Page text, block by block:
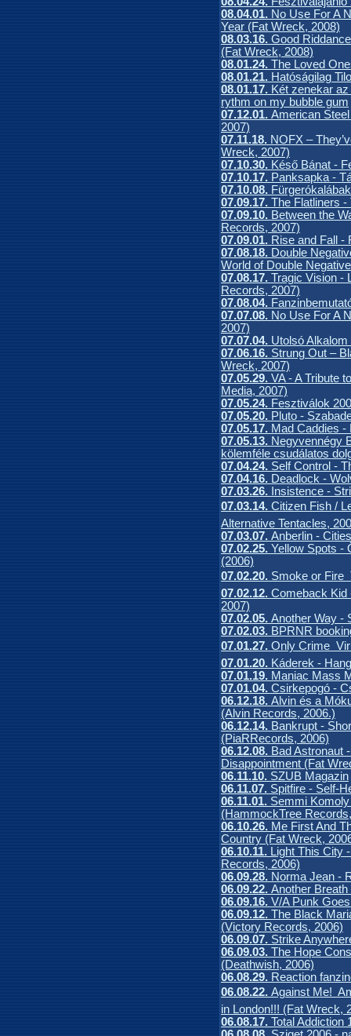
08.04.01. No Use For A
Year (Fat Wreck, 2008)
08.03.16. Good
(Fat Wreck, 2008)
08.01.24. The Loved
08.01.21. Hatóságilag
08.01.17. Két zenekar
rythm on my bubble gum
07.12.01. American
2007)
07.11.18. NOFX –
Wreck, 2007)
07.10.30. Késő Bánat -
07.10.17. Panksapka -
07.10.08.
07.09.17. The Flatliners
07.09.10. Between the
Records, 2007)
07.09.01. Rise and Fall -
07.08.18. Double
World of Double
07.08.17. Tragic Vision -
Records, 2007)
07.08.04.
07.07.08. No Use For A
2007)
07.07.04. Utolsó
07.06.16. Strung Out –
Wreck, 2007)
07.05.29. VA - A Tribute
Media, 2007)
07.05.24. Fesztiválok
07.05.20. Pluto -
07.05.17. Mad Caddies -
07.05.13. Negyvennégy
kölemféle csudálatos
07.04.24. Self Control -
07.04.16. Deadlock -
07.03.26. Insistence -
07.03.14. Citizen Fish /
Alternative Tentacles,
07.03.07. Anberlin -
07.02.25. Yellow Spots -
(2006)
07.02.20. Smoke or Fire
07.02.12. Comeback Kid
2007)
07.02.05. Another Way -
07.02.03. BPRNR
07.01.27. Only Crime 
07.01.20. Káderek -
07.01.19. Maniac Mass
07.01.04. Csirkepogó -
06.12.18. Alvin és a
(Alvin Records, 2006.)
06.12.14. Bankrupt -
(PiaRRecords, 2006)
06.12.08. Bad Astronaut
Disappointment (Fat
06.11.10. SZUB Magazin
06.11.07. Spitfire - Self-
06.11.01. Semmi
(HammockTree
06.10.26. Me First And
Country (Fat Wreck,
06.10.11. Light This City
Records, 2006)
06.09.28. Norma Jean -
06.09.22. Another
06.09.16. V/A Punk
06.09.12. The Black
(Victory Records, 2006)
06.09.07. Strike
06.09.03. The Hope
(Deathwish, 2006)
06.08.29. Reaction
06.08.22. Against Me! 
in London!!! (Fat Wreck,
06.08.17. Total Addiction